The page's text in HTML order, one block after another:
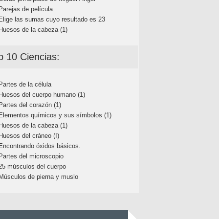
de película
las sumas cuyo resultado es 23
de la cabeza (1)
10 Ciencias:
de la célula
del cuerpo humano (1)
del corazón (1)
químicos y sus símbolos (1)
de la cabeza (1)
del cráneo (I)
óxidos básicos.
del microscopio
músculos del cuerpo
de pierna y muslo